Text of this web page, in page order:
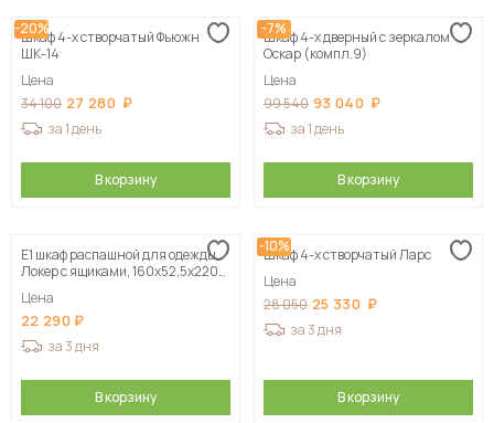
-20%
Шкаф 4-х створчатый Фьюжн
ШК-14
Цена
34 100 27 280
за 1 день
В корзину
-7%
Шкаф 4-х дверный с зеркалом
Оскар (компл.9)
Цена
99 540 93 040
за 1 день
В корзину
Е1 шкаф распашной для одежды
Локер с ящиками, 160х52,5х220
Цена
22 290
за 3 дня
В корзину
-10%
Шкаф 4-х створчатый Ларс
Цена
28 050 25 330
за 3 дня
В корзину